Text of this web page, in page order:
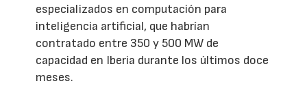
especializados en computación para
inteligencia artificial, que habrían
contratado entre 350 y 500 MW de
capacidad en Iberia durante los últimos doce
meses.